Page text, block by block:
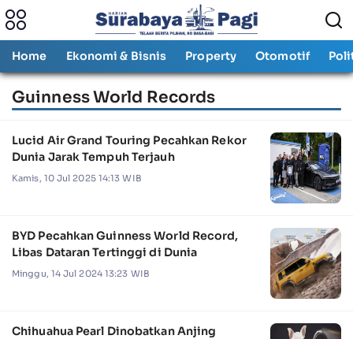
Home Ekonomi & Bisnis Property Otomotif
Guinness World Records
Lucid Air Grand Touring Pecahkan Rekor
Dunia Jarak Tempuh Terjauh
Kamis, 10 Jul 2025 14:13 WIB
BYD Pecahkan Guinness World Record,
Libas Dataran Tertinggi di Dunia
Minggu, 14 Jul 2024 13:23 WIB
Chihuahua Pearl Dinobatkan Anjing